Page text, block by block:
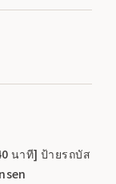
นาที] ป้ายรถบัส